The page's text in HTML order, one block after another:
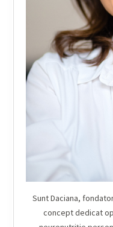
Sunt Daciana,
concept dedicat